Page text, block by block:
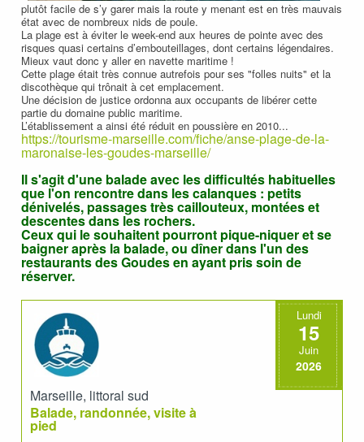
plutôt facile de s’y garer mais la route y menant est en très mauvais
état avec de nombreux nids de poule.
La plage est à éviter le week-end aux heures de pointe avec des
risques quasi certains d’embouteillages, dont certains légendaires.
Mieux vaut donc y aller en navette maritime !
Cette plage était très connue autrefois pour ses "folles nuits" et la
discothèque qui trônait à cet emplacement.
Une décision de justice ordonna aux occupants de libérer cette
partie du domaine public maritime.
L’établissement a ainsi été réduit en poussière en 2010...
https://tourisme-marseille.com/fiche/anse-plage-de-la-
maronaise-les-goudes-marseille/
Il s'agit d'une balade avec les difficultés habituelles
que l'on rencontre dans les calanques : petits
dénivelés, passages très caillouteux, montées et
descentes dans les rochers.
Ceux qui le souhaitent pourront pique-niquer et se
baigner après la balade, ou dîner dans l'un des
restaurants des Goudes en ayant pris soin de
réserver.
Lundi
15
Juin
2026
Marseille, littoral sud
Balade, randonnée, visite à
pied